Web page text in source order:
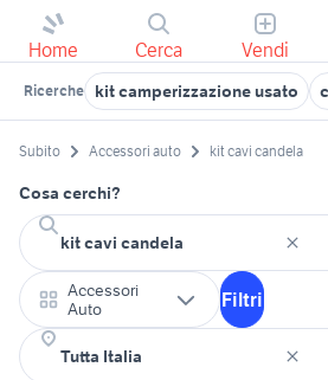
Home Cerca Vendi
Ricerche kit camperizzazione usato
Subito Accessori auto kit cavi candela
Cosa cerchi?
Accessori
Auto
Filtri